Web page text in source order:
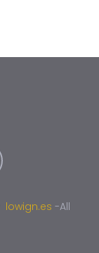
lowign.es -All